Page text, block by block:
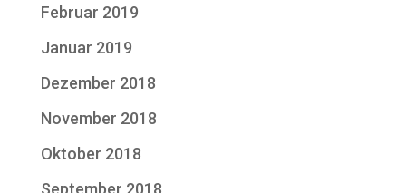
Februar 2019
Januar 2019
Dezember 2018
November 2018
Oktober 2018
September 2018